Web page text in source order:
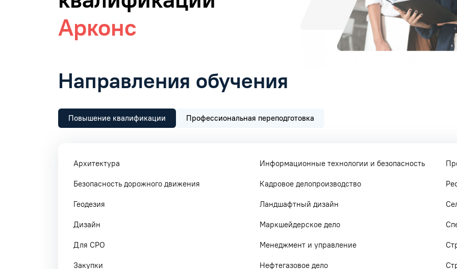
Арконс
Направления обучения
Повышение квалификации Профессиональная переподготовка
Архитектура
Безопасность дорожного движения
Геодезия
Дизайн
Для СРО
Закупки
Информационные технологии и безопасность
Кадровое делопроизводство
Ландшафтный дизайн
Маркшейдерское дело
Менеджмент и управление
Нефтегазовое дело